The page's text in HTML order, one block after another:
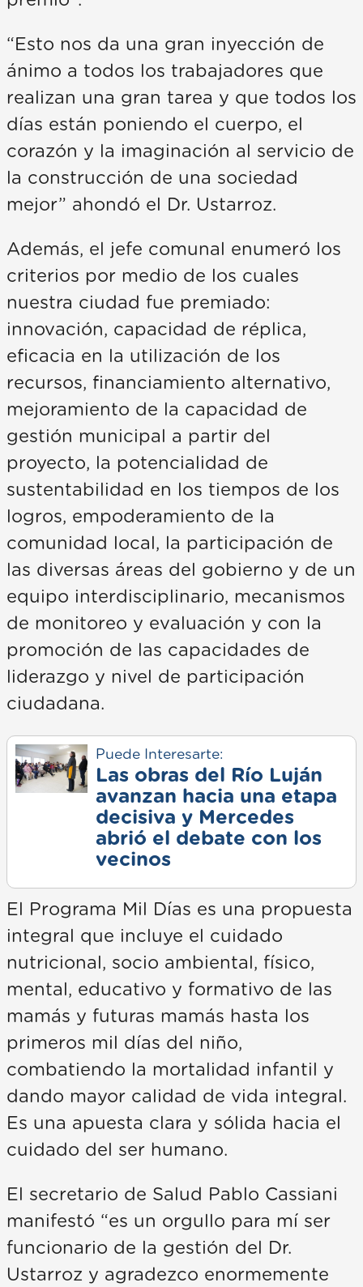
“Esto nos da una gran inyección de
ánimo a todos los trabajadores que
realizan una gran tarea y que todos los
días están poniendo el cuerpo, el
corazón y la imaginación al servicio de
la construcción de una sociedad
mejor” ahondó el Dr. Ustarroz.
Además, el jefe comunal enumeró los
criterios por medio de los cuales
nuestra ciudad fue premiado:
innovación, capacidad de réplica,
eficacia en la utilización de los
recursos, financiamiento alternativo,
mejoramiento de la capacidad de
gestión municipal a partir del
proyecto, la potencialidad de
sustentabilidad en los tiempos de los
logros, empoderamiento de la
comunidad local, la participación de
las diversas áreas del gobierno y de un
equipo interdisciplinario, mecanismos
de monitoreo y evaluación y con la
promoción de las capacidades de
liderazgo y nivel de participación
ciudadana.
Puede Interesarte:
Las obras del Río Luján
avanzan hacia una etapa
decisiva y Mercedes
abrió el debate con los
vecinos
El Programa Mil Días es una propuesta
integral que incluye el cuidado
nutricional, socio ambiental, físico,
mental, educativo y formativo de las
mamás y futuras mamás hasta los
primeros mil días del niño,
combatiendo la mortalidad infantil y
dando mayor calidad de vida integral.
Es una apuesta clara y sólida hacia el
cuidado del ser humano.
El secretario de Salud Pablo Cassiani
manifestó “es un orgullo para mí ser
funcionario de la gestión del Dr.
Ustarroz y agradezco enormemente